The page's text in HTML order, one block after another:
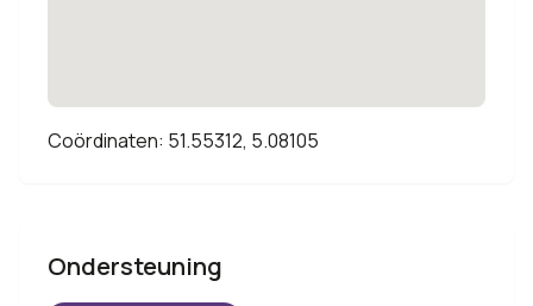
Coördinaten: 51.55312, 5.08105
Ondersteuning